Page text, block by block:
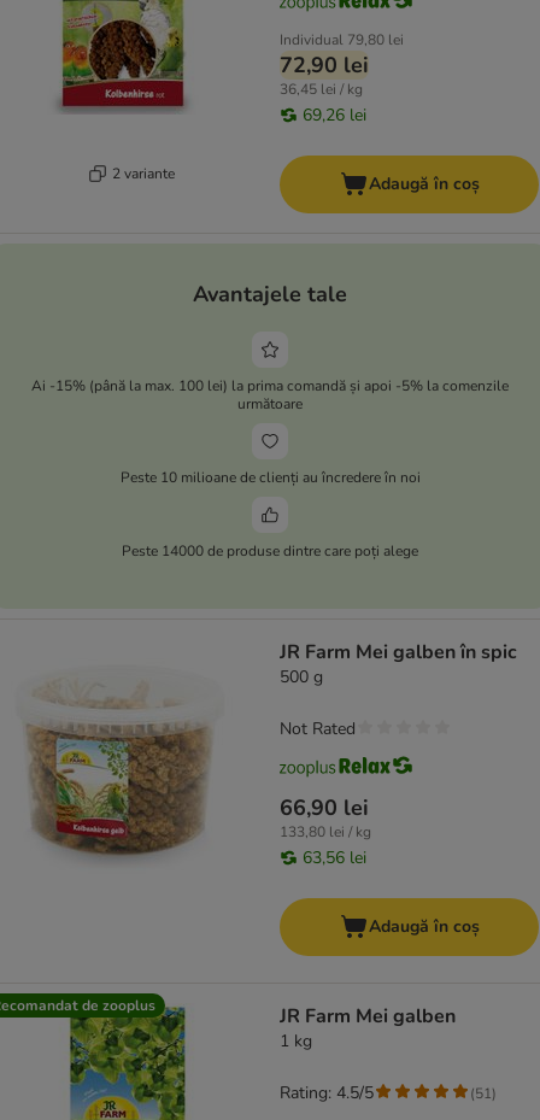
2 variante
Individual 79,80 lei
72,90 lei
36,45 lei / kg
69,26 lei
Adaugă în coș
Avantajele tale
Ai -15% (până la max. 100 lei) la prima comandă și apoi -5% la comenzile
următoare
Peste 10 milioane de clienți au încredere în noi
Peste 14000 de produse dintre care poți alege
JR Farm Mei galben în spic
500 g
66,90 lei
133,80 lei / kg
63,56 lei
Not Rated
Adaugă în coș
de zooplus JR Farm Mei galben
1 kg
Rating: 4.5/5 (51)